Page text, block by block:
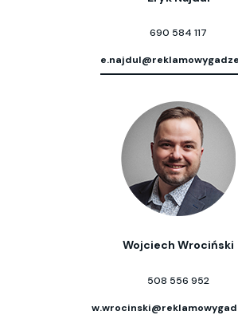
690 584 117
Wojciech Wrociński
508 556 952